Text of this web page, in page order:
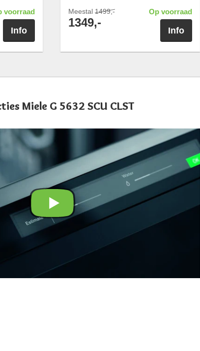
voorraad
Info
Meestal 1499,-
1349,-
Op voorraad
Info
Miele G 5632 SCU CLST